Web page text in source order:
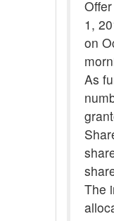
1,
on
As
The